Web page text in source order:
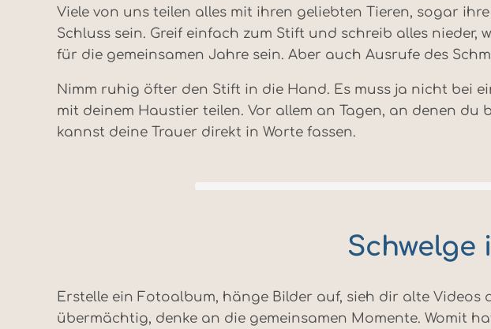
Viele von uns teilen alles mit ihren geliebten Tieren, sogar
Schluss sein. Greif einfach zum Stift und schreib alles
für die gemeinsamen Jahre sein. Aber auch Ausrufe des
Nimm ruhig öfter den Stift in die Hand. Es muss ja nicht bei
mit deinem Haustier teilen. Vor allem an Tagen, an denen
kannst deine Trauer direkt in Worte fassen.
Erstelle ein Fotoalbum, hänge Bilder auf, sieh dir alte
übermächtig, denke an die gemeinsamen Momente. Womit